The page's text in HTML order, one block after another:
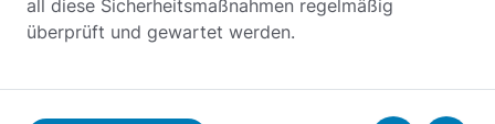
all diese Sicherheitsmaßnahmen regelmäßig
überprüft und gewartet werden.